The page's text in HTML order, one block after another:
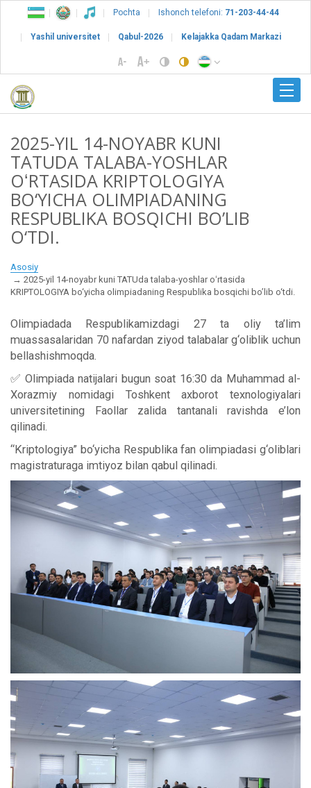
Pochta Ishonch telefoni: 71-203-44-44
Yashil universitet Qabul-2026 Kelajakka Qadam Markazi
2025-YIL 14-NOYABR KUNI
TATUDA TALABA-YOSHLAR
OʻRTASIDA KRIPTOLOGIYA
BO‘YICHA OLIMPIADANING
RESPUBLIKA BOSQICHI BO’LIB
O‘TDI.
Asosiy
2025-yil 14-noyabr kuni TATUda talaba-yoshlar oʻrtasida
KRIPTOLOGIYA bo‘yicha olimpiadaning Respublika bosqichi bo’lib o‘tdi.
Olimpiadada Respublikamizdagi 27 ta oliy ta’lim
muassasalaridan 70 nafardan ziyod talabalar g‘oliblik uchun
bellashishmoqda.
✅ Olimpiada natijalari bugun soat 16:30 da Muhammad al-
Xorazmiy nomidagi Toshkent axborot texnologiyalari
universitetining Faollar zalida tantanali ravishda e’lon
qilinadi.
“Kriptologiya” bo‘yicha Respublika fan olimpiadasi g‘oliblari
magistraturaga imtiyoz bilan qabul qilinadi.